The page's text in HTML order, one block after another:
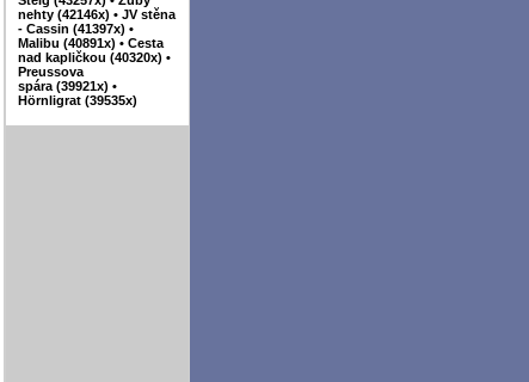
nehty (42146x) • JV stěna
- Cassin (41397x) •
Malibu (40891x) • Cesta
nad kapličkou (40320x) •
Preussova
spára (39921x) •
Hörnligrat (39535x)